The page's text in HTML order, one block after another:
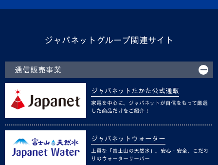
ジャパネットグループ関連サイト
通信販売事業
ジャパネットたかた公式通販
家電を中心に、ジャパネットが自信をもって厳選
した商品だけをご紹介！
ジャパネットウォーター
上質な「富士山の天然水」。安心・安全、こだわ
りのウォーターサーバー